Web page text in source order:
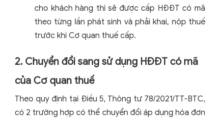
cho khách hàng thì sẽ được cấp HĐĐT có mã
theo từng lần phát sinh và phải khai, nộp thuế
trước khi Cơ quan thuế cấp.
2. Chuyển đổi sang sử dụng HĐĐT có mã
của Cơ quan thuế
Theo quy định tại Điều 5, Thông tư 78/2021/TT-BTC,
có 2 trường hợp có thể chuyển đổi áp dụng hóa đơn